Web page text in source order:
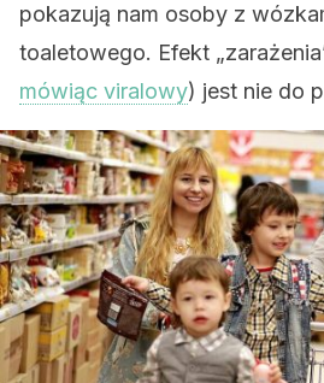
pokazują nam osoby z
toaletowego. Efekt
mówiąc viralowy) jest nie do